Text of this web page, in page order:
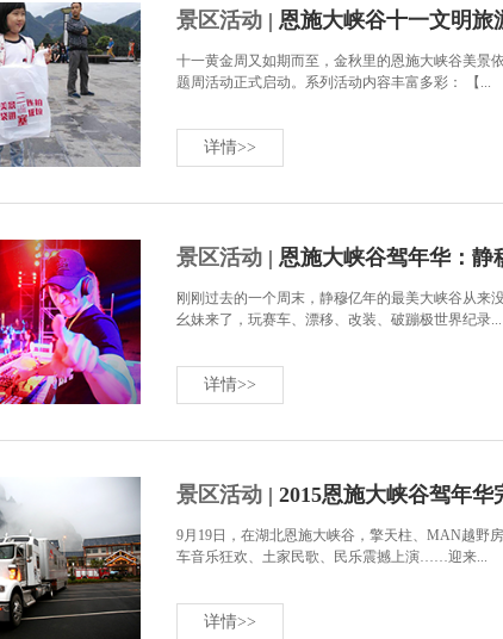
景区活动 | 恩施大峡谷十一文明旅
十一黄金周又如期而至，金秋里的恩施大峡谷美
题周活动正式启动。系列活动内容丰富多彩： 【...
详情>>
景区活动 | 恩施大峡谷驾年华：
刚刚过去的一个周末，静穆亿年的最美大峡谷从来
幺妹来了，玩赛车、漂移、改装、破蹦极世界纪录...
详情>>
景区活动 | 2015恩施大峡谷驾年华
9月19日，在湖北恩施大峡谷，擎天柱、MAN越野
车音乐狂欢、土家民歌、民乐震撼上演……迎来...
详情>>